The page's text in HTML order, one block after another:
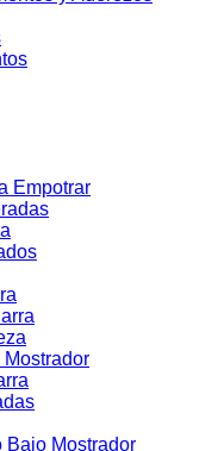
Empotrar
Bajo Mostrador